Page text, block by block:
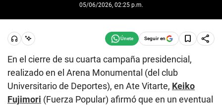
05/06/2026, 02:25 p.m.
Seguir en
En el cierre de su cuarta campaña presidencial,
realizado en el Arena Monumental (del club
Universitario de Deportes), en Ate Vitarte, Keiko
Fujimori (Fuerza Popular) afirmó que en un eventual